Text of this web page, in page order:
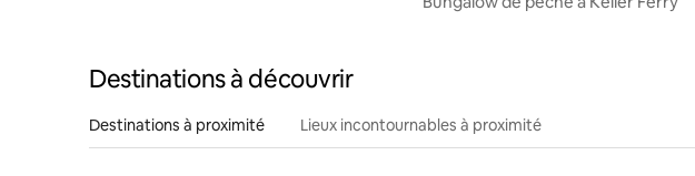
Destinations à découvrir
Destinations à proximité Lieux incontournables à proximité